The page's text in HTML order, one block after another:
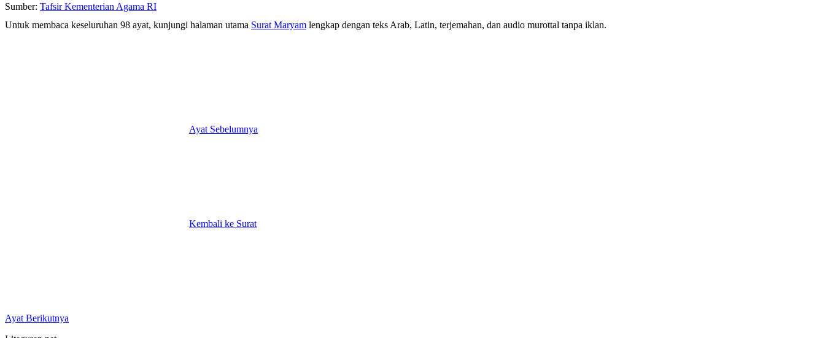
Sumber: Tafsir Kementerian Agama RI
Untuk membaca keseluruhan 98 ayat, kunjungi halaman utama Surat Maryam lengkap dengan teks Arab, Latin, terjemahan, dan audio murottal tanpa iklan.
Ayat Sebelumnya
Kembali ke Surat
Ayat Berikutnya